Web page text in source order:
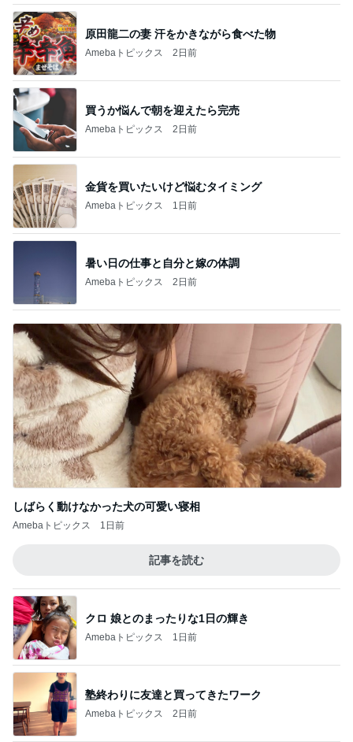
原田龍二の妻 汗をかきながら食べた物
Amebaトピックス 2日前
買うか悩んで朝を迎えたら完売
Amebaトピックス 2日前
金貨を買いたいけど悩むタイミング
Amebaトピックス 1日前
暑い日の仕事と自分と嫁の体調
Amebaトピックス 2日前
しばらく動けなかった犬の可愛い寝相
Amebaトピックス 1日前
記事を読む
クロ 娘とのまったりな1日の輝き
Amebaトピックス 1日前
塾終わりに友達と買ってきたワーク
Amebaトピックス 2日前